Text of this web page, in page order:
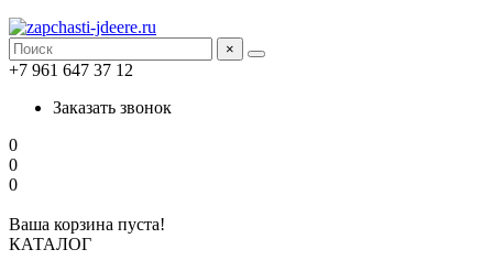
×
+7 961 647 37 12
Заказать звонок
0
0
0
Ваша корзина пуста!
КАТАЛОГ